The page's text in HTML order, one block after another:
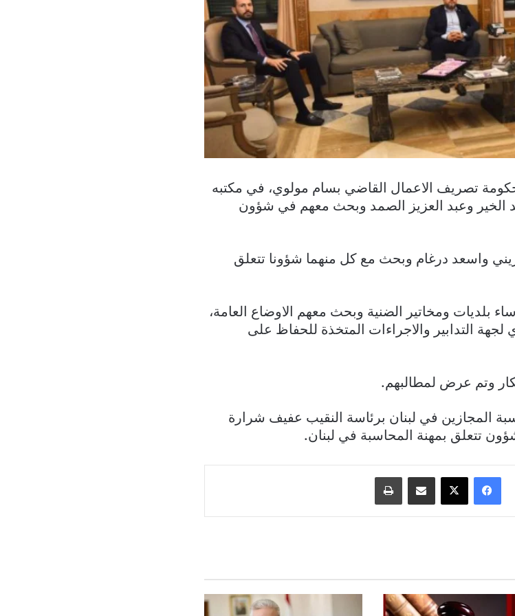
حكومة تصريف الاعمال القاضي بسام مولوي، في مكتبه
الخير وعبد العزيز الصمد وبحث معهم في شؤون
واسعد درغام وبحث مع كل منهما شؤونا تتعلق
بلديات ومخاتير الضنية وبحث معهم الاوضاع العامة،
التدابير والاجراءات المتخذة للحفاظ على
وتم عرض لمطالبهم.
المجازين في لبنان برئاسة النقيب عفيف شرارة
تتعلق بمهنة المحاسبة في لبنان.
فيسبوك ‫X مشاركة عبر البريد طباعة